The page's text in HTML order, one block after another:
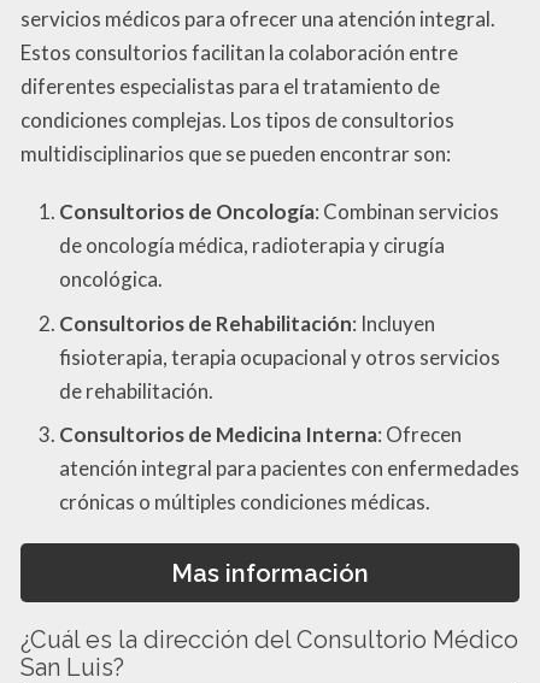
servicios médicos para ofrecer una atención integral.
Estos consultorios facilitan la colaboración entre
diferentes especialistas para el tratamiento de
condiciones complejas. Los tipos de consultorios
multidisciplinarios que se pueden encontrar son:
Consultorios de Oncología: Combinan servicios
de oncología médica, radioterapia y cirugía
oncológica.
Consultorios de Rehabilitación: Incluyen
fisioterapia, terapia ocupacional y otros servicios
de rehabilitación.
Consultorios de Medicina Interna: Ofrecen
atención integral para pacientes con enfermedades
crónicas o múltiples condiciones médicas.
Mas información
¿Cuál es la dirección del Consultorio Médico
San Luis?